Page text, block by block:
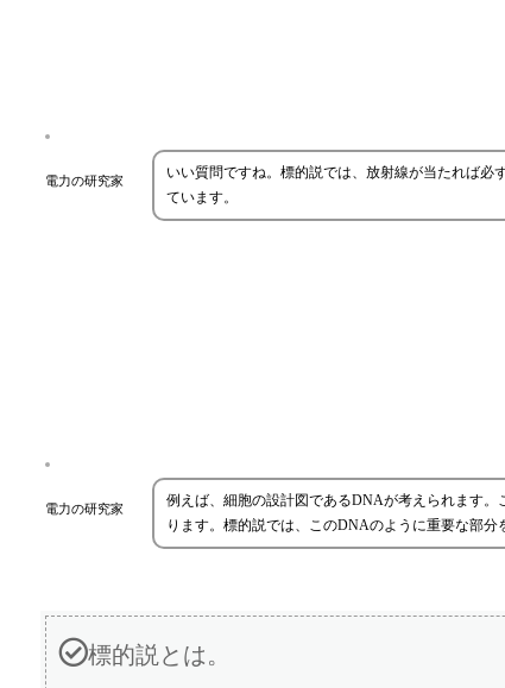
電力の研究家
いい質問ですね。標的説では、放射線が当たれば
ています。
電力の研究家
例えば、細胞の設計図であるDNAが考えられます
ります。標的説では、このDNAのように重要な部
標的説とは。